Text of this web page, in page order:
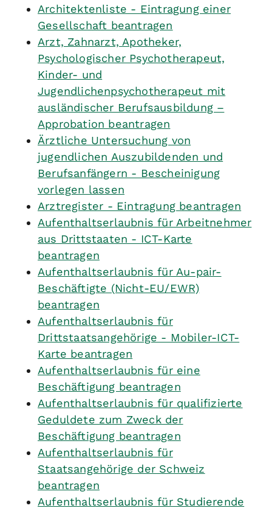
Architektenliste - Eintragung einer
Gesellschaft beantragen
Arzt, Zahnarzt, Apotheker,
Psychologischer Psychotherapeut,
Kinder- und
Jugendlichenpsychotherapeut mit
ausländischer Berufsausbildung –
Approbation beantragen
Ärztliche Untersuchung von
jugendlichen Auszubildenden und
Berufsanfängern - Bescheinigung
vorlegen lassen
Arztregister - Eintragung beantragen
Aufenthaltserlaubnis für Arbeitnehmer
aus Drittstaaten - ICT-Karte
beantragen
Aufenthaltserlaubnis für Au-pair-
Beschäftigte (Nicht-EU/EWR)
beantragen
Aufenthaltserlaubnis für
Drittstaatsangehörige - Mobiler-ICT-
Karte beantragen
Aufenthaltserlaubnis für eine
Beschäftigung beantragen
Aufenthaltserlaubnis für qualifizierte
Geduldete zum Zweck der
Beschäftigung beantragen
Aufenthaltserlaubnis für
Staatsangehörige der Schweiz
beantragen
Aufenthaltserlaubnis für Studierende